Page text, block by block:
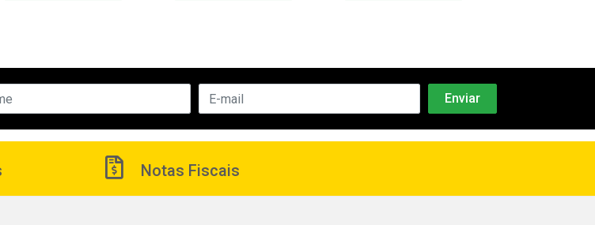
Notas Fiscais